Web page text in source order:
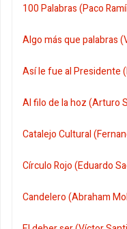
100 Palabras (Paco
Algo más que palabras
Así le fue al Presidente
Al filo de la hoz (Arturo
Catalejo Cultural
Círculo Rojo (Eduardo
Candelero (Abraham